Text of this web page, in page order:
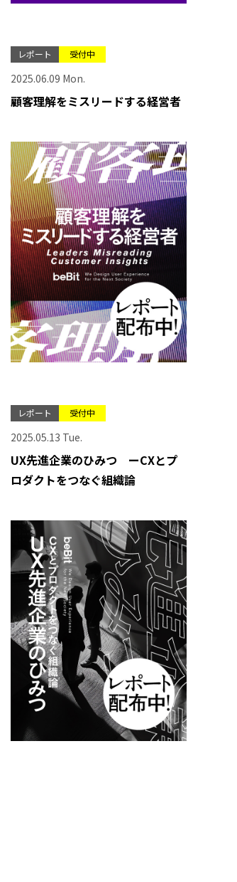
レポート 受付中
2025.06.09 Mon.
顧客理解をミスリードする経営者
レポート 受付中
2025.05.13 Tue.
UX先進企業のひみつ ーCXとプ
ロダクトをつなぐ組織論